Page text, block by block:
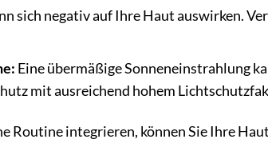
sich negativ auf Ihre Haut auswirken.
Eine übermäßige Sonneneinstrahlung
mit ausreichend hohem
Routine integrieren, können Sie Ihre